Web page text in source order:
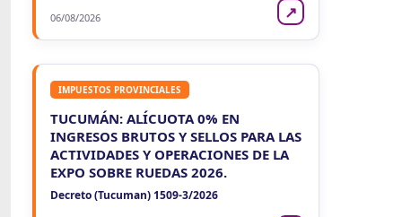
06/08/2026 ↗
IMPUESTOS PROVINCIALES
TUCUMÁN: ALÍCUOTA 0% EN
INGRESOS BRUTOS Y SELLOS PARA LAS
ACTIVIDADES Y OPERACIONES DE LA
EXPO SOBRE RUEDAS 2026.
Decreto (Tucuman) 1509-3/2026